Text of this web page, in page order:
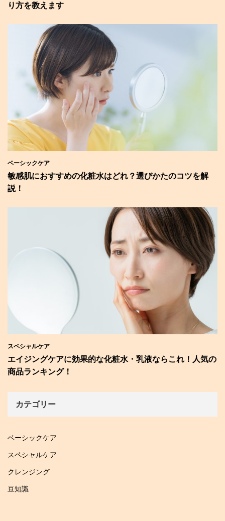
り方を教えます
ベーシックケア
敏感肌におすすめの化粧水はどれ？選びかたのコツを解
説！
スペシャルケア
エイジングケアに効果的な化粧水・乳液ならこれ！人気の
商品ランキング！
カテゴリー
ベーシックケア
スペシャルケア
クレンジング
豆知識